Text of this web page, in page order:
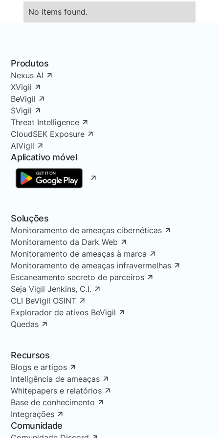
No items found.
Produtos
Nexus AI
XVigil
BeVigil
SVigil
Threat Intelligence
CloudSEK Exposure
AIVigil
Aplicativo móvel
Soluções
Monitoramento de ameaças cibernéticas
Monitoramento da Dark Web
Monitoramento de ameaças à marca
Monitoramento de ameaças infravermelhas
Escaneamento secreto de parceiros
Seja Vigil Jenkins, C.I.
CLI BeVigil OSINT
Explorador de ativos BeVigil
Quedas
Recursos
Blogs e artigos
Inteligência de ameaças
Whitepapers e relatórios
Base de conhecimento
Integrações
Comunidade